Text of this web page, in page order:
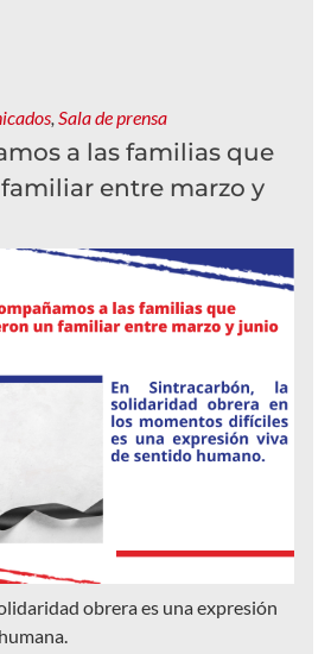
, Sala de prensa
a las familias que
entre marzo y
obrera es una expresión